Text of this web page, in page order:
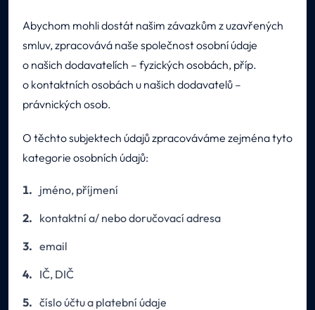
Abychom mohli dostát našim závazkům z uzavřených
smluv, zpracovává naše společnost osobní údaje
o našich dodavatelích – fyzických osobách, příp.
o kontaktních osobách u našich dodavatelů –
právnických osob.
O těchto subjektech údajů zpracováváme zejména tyto
kategorie osobních údajů:
jméno, příjmení
kontaktní a/ nebo doručovací adresa
email
IČ, DIČ
číslo účtu a platební údaje